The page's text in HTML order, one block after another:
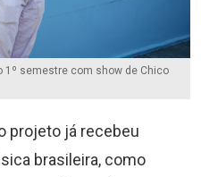
1º semestre com show de Chico
projeto já recebeu
brasileira, como